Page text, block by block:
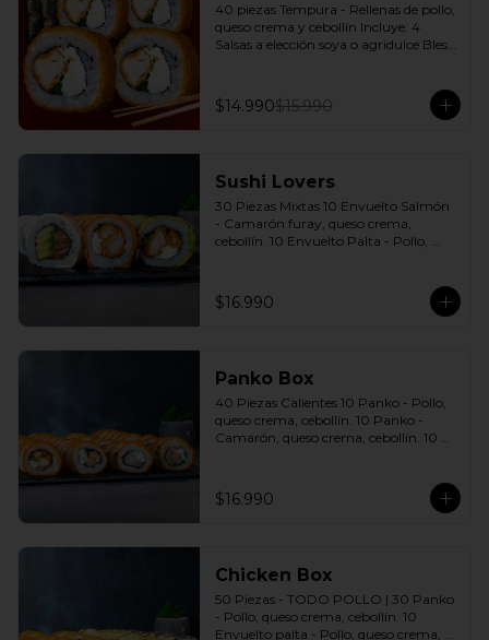
40 piezas Tempura - Rellenas de pollo,
queso crema y cebollín Incluye: 4
Salsas a elección soya o agridulce Bless
$14.990$15.990
Sushi Lovers
30 Piezas Mixtas 10 Envuelto Salmón
- Camarón furay, queso crema,
cebollín. 10 Envuelto Palta - Pollo,
Incluye: 3 Salsas a elección soya o
agridulce Bless + 2 palitos
$16.990
Panko Box
40 Piezas Calientes 10 Panko - Pollo,
queso crema, cebollín. 10 Panko -
Camarón, queso crema, cebollín. 10
queso crema, cebollín. Incluye: 4 Salsas
a elección soya o agridulce Bless + 2
$16.990
Chicken Box
50 Piezas - TODO POLLO | 30 Panko
- Pollo, queso crema, cebollín. 10
Envuelto palta - Pollo, queso crema,